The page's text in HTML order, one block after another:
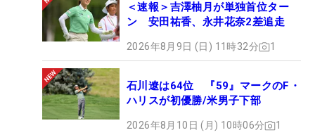
＜速報＞吉澤柚月が単独首位ター
ン 安田祐香、永井花奈2差追走
2026年8月9日 (日) 11時32分 1
石川遼は64位 『59』マークのF・
ハリスが初優勝/米男子下部
2026年8月10日 (月) 10時06分 1